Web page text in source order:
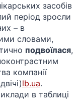
засобів
період зросли
– в
словами,
подвоїлася,
компанії
lb.ua.
в таблиці